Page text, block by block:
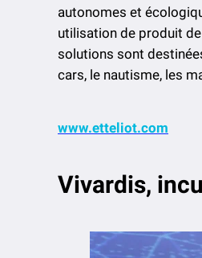
autonomes et
utilisation de produit
solutions sont
cars, le nautisme, les
www.etteliot.com
Vivardis,